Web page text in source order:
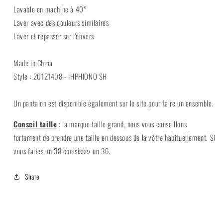
Lavable en machine à 40°
Laver avec des couleurs similaires
Laver et repasser sur l'envers
Made in China
Style : 20121408 - IHPHIONO SH
Un pantalon est disponible également sur le site pour faire un ensemble.
Conseil taille : la marque taille grand, nous vous conseillons
fortement de prendre une taille en dessous de la vôtre habituellement. Si
vous faites un 38 choisissez un 36.
Share